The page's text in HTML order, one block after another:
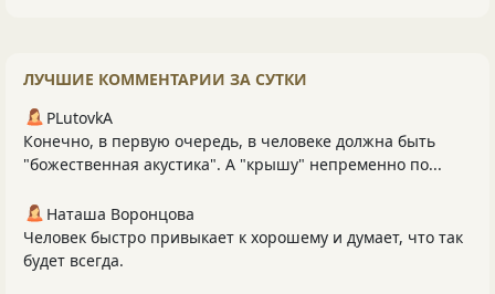
ЛУЧШИЕ КОММЕНТАРИИ ЗА СУТКИ
PLutоvkА
Конечно, в первую очередь, в человеке должна быть
"божественная акустика". А "крышу" непременно по...
Наташа Воронцова
Человек быстро привыкает к хорошему и думает, что так
будет всегда.